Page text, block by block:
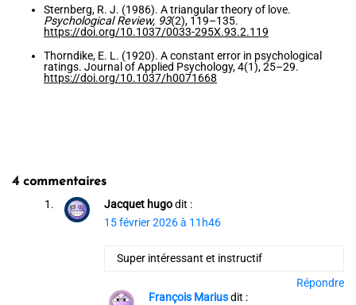
Sternberg, R. J. (1986). A triangular theory of love.
Psychological Review, 93(2), 119–135.
https://doi.org/10.1037/0033-295X.93.2.119
Thorndike, E. L. (1920). A constant error in psychological
ratings. Journal of Applied Psychology, 4(1), 25–29.
https://doi.org/10.1037/h0071668
4 commentaires
Jacquet hugodit :
15 février 2026 à 11h46
Super intéressant et instructif
Répondre
François Mariusdit :